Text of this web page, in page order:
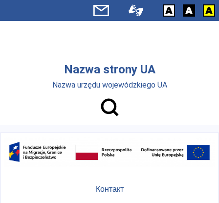
Перейти до основного вмісту
Nazwa strony UA
Nazwa urzędu wojewódzkiego UA
Контакт